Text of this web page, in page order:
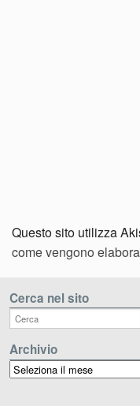
Questo sito utilizza
come vengono
Cerca nel sito
Archivio
Archivio